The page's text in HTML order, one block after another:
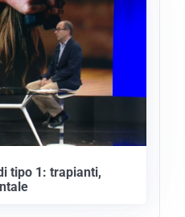
tipo 1: trapianti,